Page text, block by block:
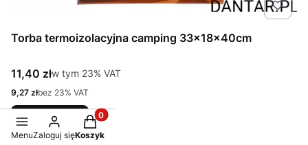
Torba termoizolacyjna camping 33x18x40cm
Cena brutto
11,40 złw tym %s VAT
w tym 23% VAT
Cena netto
9,27 złbez 23% VAT
Do koszyka
MenuZaloguj się
Produkty w koszyku: 0. Zobacz szczegóły
Koszyk